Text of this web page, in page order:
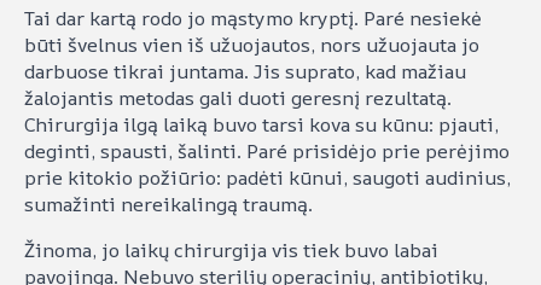
Tai dar kartą rodo jo mąstymo kryptį. Paré nesiekė
būti švelnus vien iš užuojautos, nors užuojauta jo
darbuose tikrai juntama. Jis suprato, kad mažiau
žalojantis metodas gali duoti geresnį rezultatą.
Chirurgija ilgą laiką buvo tarsi kova su kūnu: pjauti,
deginti, spausti, šalinti. Paré prisidėjo prie perėjimo
prie kitokio požiūrio: padėti kūnui, saugoti audinius,
sumažinti nereikalingą traumą.
Žinoma, jo laikų chirurgija vis tiek buvo labai
pavojinga. Nebuvo sterilių operacinių, antibiotikų,